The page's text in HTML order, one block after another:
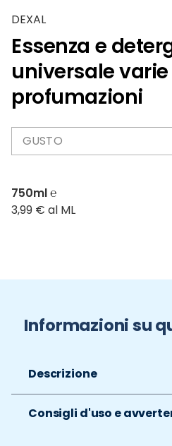
DEXAL
Essenza e
universale varie
profumazioni
GUSTO
750ml ℮
3,99 € al ML
Informazioni su
Descrizione
Consigli d'uso e